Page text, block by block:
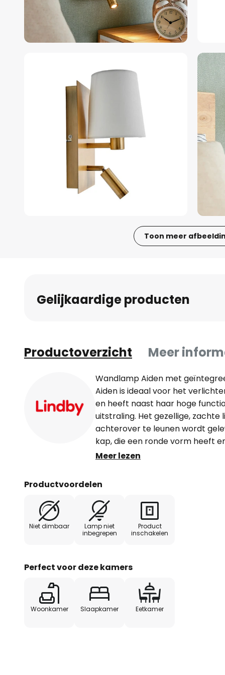
Toon meer
vanGelijkaardige producten
Productoverzicht Meer
Wandlamp Aiden met
Aiden is ideaal voor het
en heeft naast haar hoge
uitstraling. Het gezellige,
achterover te leunen wordt
kap, die een ronde vorm heeft
toeloopt. Het LED leeslampje
gemakkelijk bereikbare
afzonderlijk kunnen worden
(3.000 K) - 310 lumen
Meer lezen
Productvoordelen
Niet dimbaar
Lamp niet
inbegrepen
Product
inschakelen
Perfect voor deze kamers
Woonkamer Slaapkamer Eetkamer